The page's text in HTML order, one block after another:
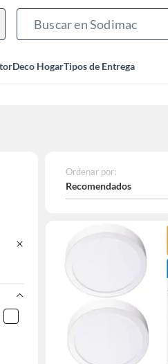
Deco HogarTipos de Entrega
Ordenar por:
Recomendados